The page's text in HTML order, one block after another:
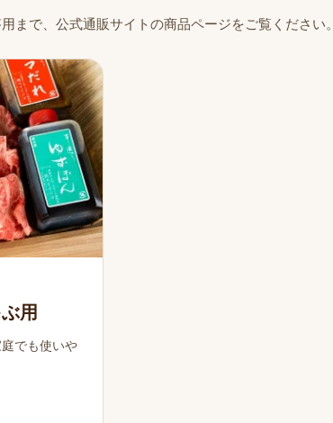
まで、公式通販サイトの商品ページをご覧ください。
用
でも使いや